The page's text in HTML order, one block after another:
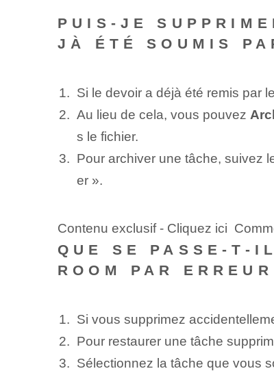
PUIS-JE
JÀ ÉTÉ SOUMIS
Si le devoir a déjà été remis par
Au lieu de cela, vous pouvez
s le fichier.
Pour archiver une tâche, suivez
er ».
Contenu exclusif - Cliquez ici
QUE SE PASSE-T-
ROOM PAR
Si vous supprimez
Pour restaurer une tâche
Sélectionnez la tâche que vous